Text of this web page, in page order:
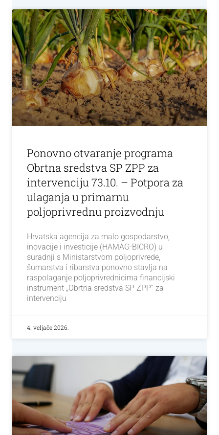
Ponovno otvaranje programa
Obrtna sredstva SP ZPP za
intervenciju 73.10. – Potpora za
ulaganja u primarnu
poljoprivrednu proizvodnju
Hrvatska agencija za malo gospodarstvo,
inovacije i investicije (HAMAG-BICRO) u
suradnji s Ministarstvom poljoprivrede,
šumarstva i ribarstva ponovno stavlja na
raspolaganje poljoprivrednicima financijski
instrument „Obrtna sredstva SP ZPP“ za
intervenciju
4. veljače 2026.